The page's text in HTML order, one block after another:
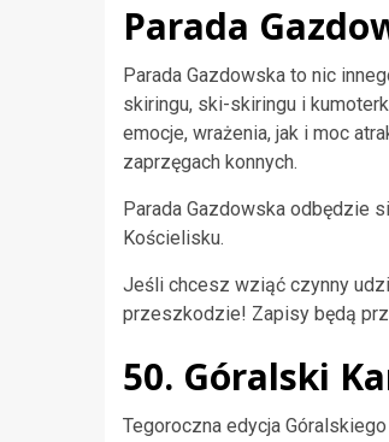
Parada
Parada Gazdowska to nic
skiringu, ski-skiringu i
emocje, wrażenia, jak i moc
zaprzęgach konnych.
Parada Gazdowska odbędzie
Kościelisku.
Jeśli chcesz wziąć czynny
przeszkodzie! Zapisy będą
50. Góralski
Tegoroczna edycja